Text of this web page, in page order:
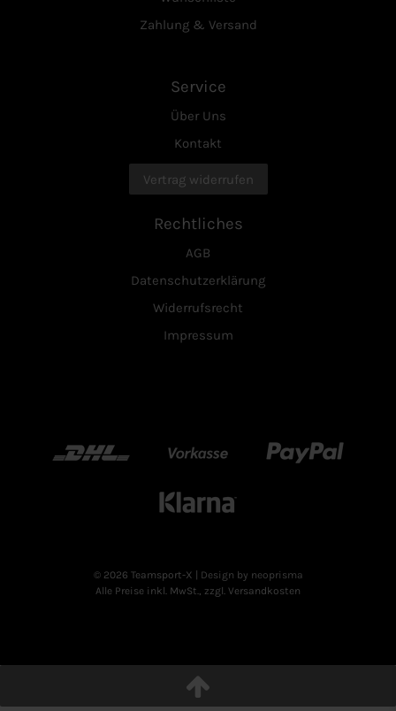
Zahlung & Versand
Service
Über Uns
Kontakt
Vertrag widerrufen
Rechtliches
AGB
Datenschutzerklärung
Widerrufsrecht
Impressum
DHL Vorkasse Paypal
Klarn
© 2026 Teamsport-X
| Design by neoprisma
Alle Preise inkl. MwSt., zzgl. Versandkosten